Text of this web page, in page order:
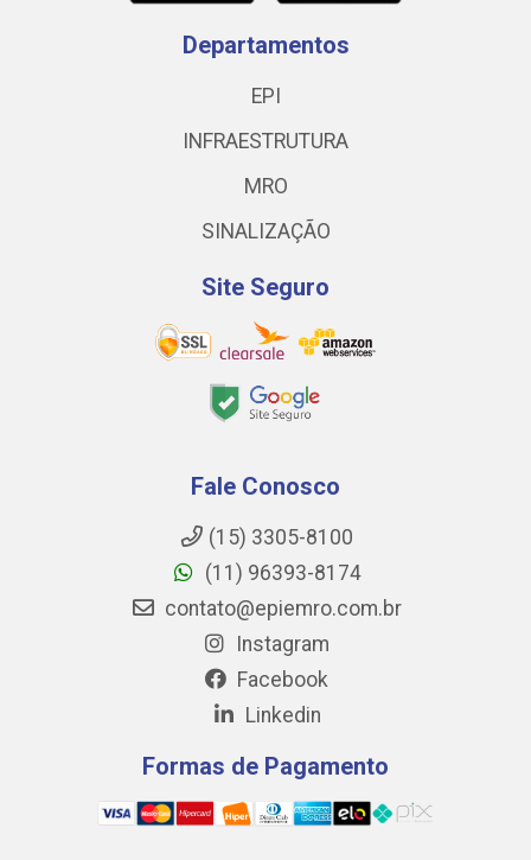
Departamentos
EPI
INFRAESTRUTURA
MRO
SINALIZAÇÃO
Site Seguro
Fale Conosco
(15) 3305-8100
(11) 96393-8174
contato@epiemro.com.br
Instagram
Facebook
Linkedin
Formas de Pagamento